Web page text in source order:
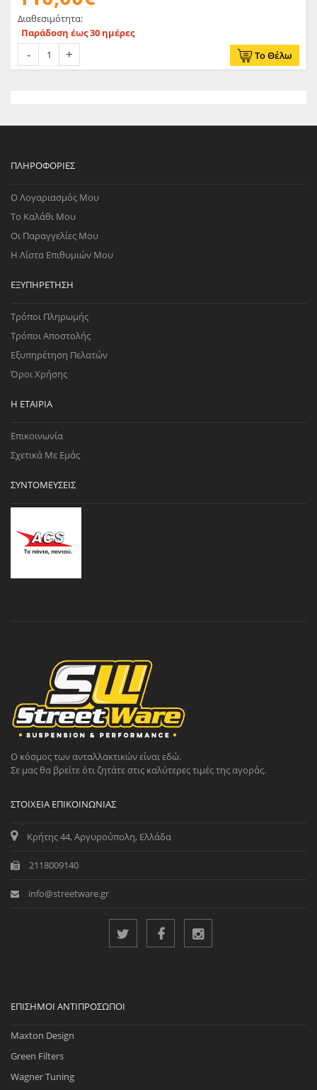
Διαθεσιμότητα:
Παράδοση έως 30 ημέρες
Το Θέλω
ΠΛΗΡΟΦΟΡΊΕΣ
Ο Λογαριασμός Μου
Το Καλάθι Μου
Οι Παραγγελίες Μου
Η Λίστα Επιθυμιών Μου
ΕΞΥΠΗΡΈΤΗΣΗ
Τρόποι Πληρωμής
Τρόποι Αποστολής
Εξυπηρέτηση Πελατών
Όροι Χρήσης
Η ΕΤΑΙΡΊΑ
Επικοινωνία
Σχετικά Με Εμάς
ΣΥΝΤΟΜΕΎΣΕΙΣ
Ο κόσμος των ανταλλακτικών είναι εδώ.
Σε μας θα βρείτε ότι ζητάτε στις καλύτερες τιμές της αγοράς.
ΣΤΟΙΧΕΊΑ ΕΠΙΚΟΙΝΩΝΊΑΣ
Κρήτης 44, Αργυρούπολη, Ελλάδα
2118009140
info@streetware.gr
ΕΠΊΣΗΜΟΙ ΑΝΤΙΠΡΌΣΩΠΟΙ
Maxton Design
Green Filters
Wagner Tuning